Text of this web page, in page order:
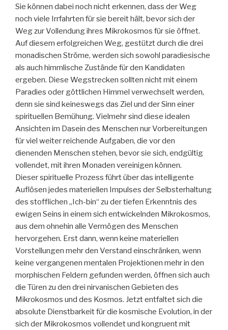
Sie können dabei noch nicht erkennen, dass der Weg
noch viele Irrfahrten für sie bereit hält, bevor sich der
Weg zur Vollendung ihres Mikrokosmos für sie öffnet.
Auf diesem erfolgreichen Weg, gestützt durch die drei
monadischen Ströme, werden sich sowohl paradiesische
als auch himmlische Zustände für den Kandidaten
ergeben. Diese Wegstrecken sollten nicht mit einem
Paradies oder göttlichen Himmel verwechselt werden,
denn sie sind keineswegs das Ziel und der Sinn einer
spirituellen Bemühung. Vielmehr sind diese idealen
Ansichten im Dasein des Menschen nur Vorbereitungen
für viel weiter reichende Aufgaben, die vor den
dienenden Menschen stehen, bevor sie sich, endgültig
vollendet, mit ihren Monaden vereinigen können.
Dieser spirituelle Prozess führt über das intelligente
Auflösen jedes materiellen Impulses der Selbsterhaltung
des stofflichen „Ich-bin“ zu der tiefen Erkenntnis des
ewigen Seins in einem sich entwickelnden Mikrokosmos,
aus dem ohnehin alle Vermögen des Menschen
hervorgehen. Erst dann, wenn keine materiellen
Vorstellungen mehr den Verstand einschränken, wenn
keine vergangenen mentalen Projektionen mehr in den
morphischen Feldern gefunden werden, öffnen sich auch
die Türen zu den drei nirvanischen Gebieten des
Mikrokosmos und des Kosmos. Jetzt entfaltet sich die
absolute Dienstbarkeit für die kosmische Evolution, in der
sich der Mikrokosmos vollendet und kongruent mit